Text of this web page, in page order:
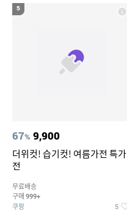
5
67% 9,900
더위컷! 습기컷! 여름가전 특가
전
무료배송
구매 999+
쿠팡 5